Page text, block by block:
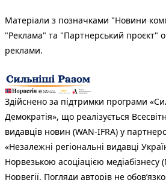
Матеріали з позначками "Новини
"Реклама" та "Партнерський проєкт"
реклами.
Здійснено за підтримки програми
Демократія», що реалізується
видавців новин (WAN-IFRA) у
«Незалежні регіональні видавці
Норвезькою асоціацією медіабізнесу
Норвегії. Погляди авторів не